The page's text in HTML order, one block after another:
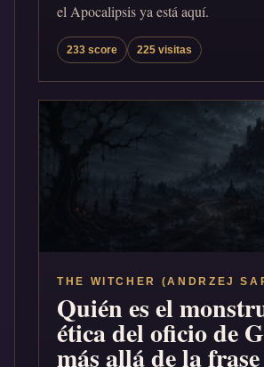
el Apocalipsis ya está aquí.
233 score 225 visitas
THE WITCHER (ANDRZEJ
Quién es el
ética del oficio de
más allá de la